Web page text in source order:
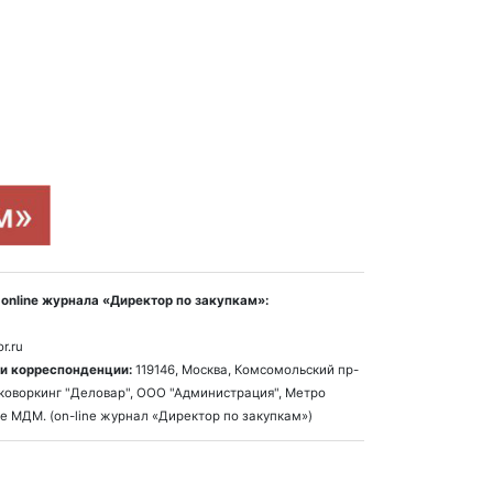
журнала «Директор по закупкам»:
корреспонденции: 119146, Москва, Комсомольский пр-
коворкинг "Деловар", ООО "Администрация", Метро
МДМ. (on-line журнал «Директор по закупкам»)